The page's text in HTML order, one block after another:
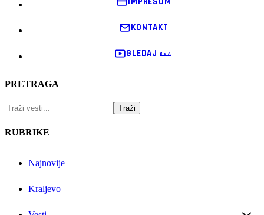
KONTAKT
GLEDAJ
PRETRAGA
RUBRIKE
Najnovije
Kraljevo